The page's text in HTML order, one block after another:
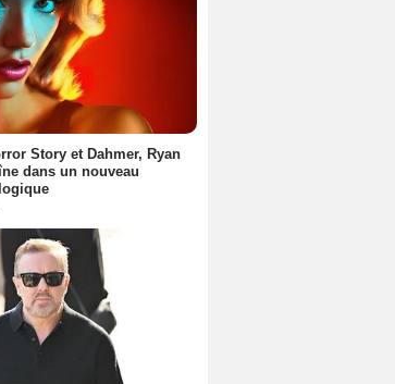
Story et Dahmer, Ryan
dans un nouveau